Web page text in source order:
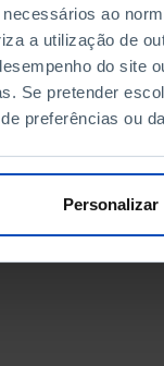
ao
a utilização de
do site
Se pretender
preferências ou
Personalizar
DE FIM